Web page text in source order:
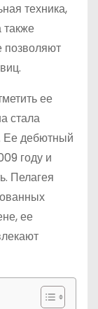
техника,
позволяют
ее
стала
Ее дебютный
году и
Пелагея
ее